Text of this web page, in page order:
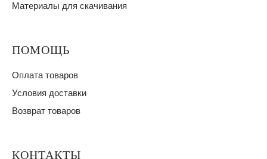
Материалы для скачивания
ПОМОЩЬ
Оплата товаров
Условия доставки
Возврат товаров
КОНТАКТЫ